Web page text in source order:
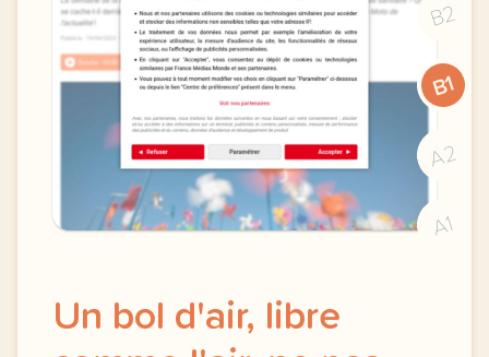
B2
B1
A2
A1
Un bol d'air, libre